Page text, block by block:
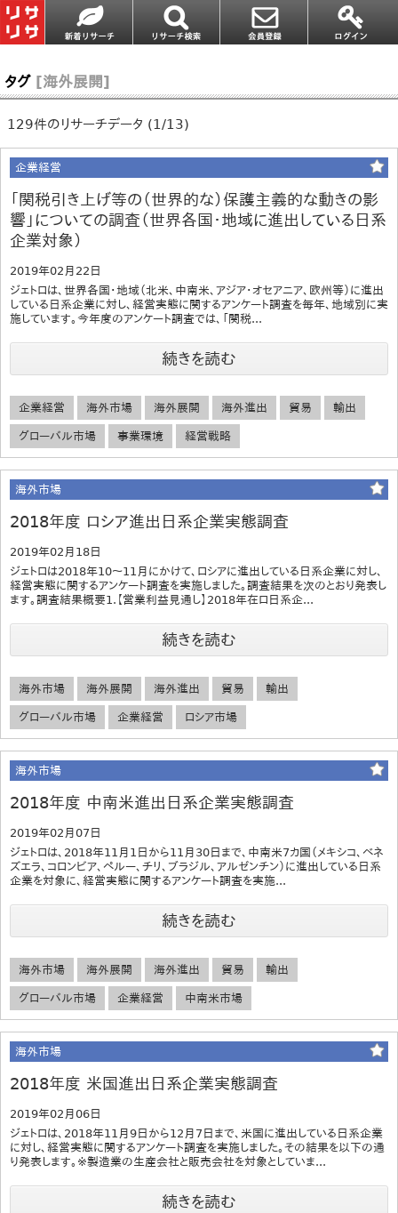
タグ [海外展開]
129件のリサーチデータ (1/13)
企業経営
「関税引き上げ等の（世界的な）保護主義的な動きの影
響」についての調査（世界各国・地域に進出している日系
企業対象）
2019年02月22日
ジェトロは、世界各国・地域（北米、中南米、アジア・オセアニア、欧州等）に進出
している日系企業に対し、経営実態に関するアンケート調査を毎年、地域別に実
施しています。今年度のアンケート調査では、「関税...
続きを読む
企業経営 海外市場 海外展開 海外進出 貿易 輸出
グローバル市場 事業環境 経営戦略
海外市場
2018年度 ロシア進出日系企業実態調査
2019年02月18日
ジェトロは2018年10～11月にかけて、ロシアに進出している日系企業に対し、
経営実態に関するアンケート調査を実施しました。調査結果を次のとおり発表し
ます。調査結果概要1.【営業利益見通し】2018年在ロ日系企...
続きを読む
海外市場 海外展開 海外進出 貿易 輸出
グローバル市場 企業経営 ロシア市場
海外市場
2018年度 中南米進出日系企業実態調査
2019年02月07日
ジェトロは、2018年11月1日から11月30日まで、中南米7カ国（メキシコ、ベネ
ズエラ、コロンビア、ペルー、チリ、ブラジル、アルゼンチン）に進出している日系
企業を対象に、経営実態に関するアンケート調査を実施...
続きを読む
海外市場 海外展開 海外進出 貿易 輸出
グローバル市場 企業経営 中南米市場
海外市場
2018年度 米国進出日系企業実態調査
2019年02月06日
ジェトロは、2018年11月9日から12月7日まで、米国に進出している日系企業
に対し、経営実態に関するアンケート調査を実施しました。その結果を以下の通
り発表します。※製造業の生産会社と販売会社を対象としていま...
続きを読む